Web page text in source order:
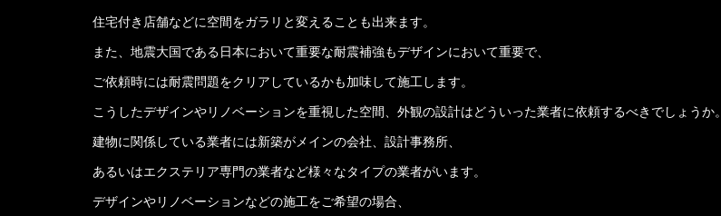
住宅付き店舗などに空間をガラリと変えることも出来ます。
また、地震大国である日本において重要な耐震補強もデザインにおいて重要で、
ご依頼時には耐震問題をクリアしているかも加味して施工します。
こうしたデザインやリノベーションを重視した空間、外観の設計はどういった業者に依頼するべきでしょうか。
建物に関係している業者には新築がメインの会社、設計事務所、
あるいはエクステリア専門の業者など様々なタイプの業者がいます。
デザインやリノベーションなどの施工をご希望の場合、